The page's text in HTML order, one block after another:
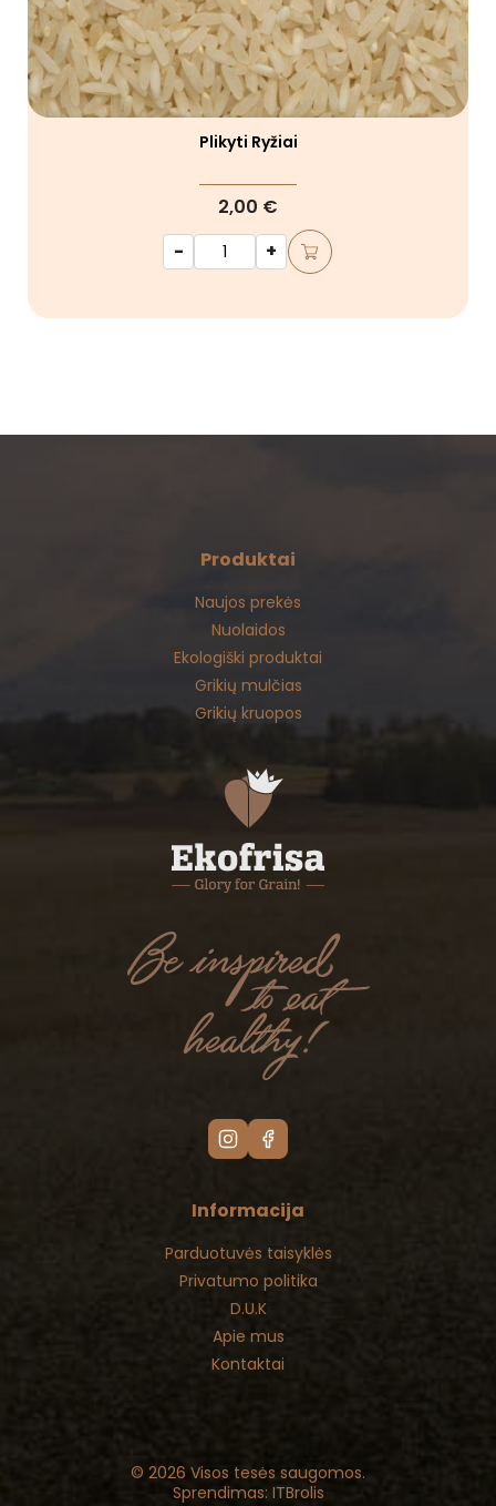
Plikyti Ryžiai
2,00 €
-
+
Produktai
Naujos prekės
Nuolaidos
Ekologiški produktai
Grikių mulčias
Grikių kruopos
Informacija
Parduotuvės taisyklės
Privatumo politika
D.U.K
Apie mus
Kontaktai
© 2026 Visos tesės saugomos.
Sprendimas: ITBrolis